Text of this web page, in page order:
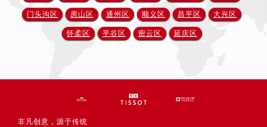
门头沟区 房山区 通州区 顺义区 昌平区 大兴区
怀柔区 平谷区 密云区 延庆区
非凡创意，源于传统